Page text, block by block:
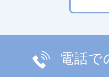
電話で